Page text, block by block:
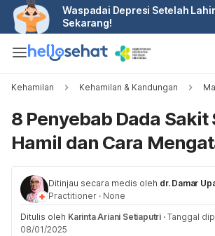
Waspadai Depresi Setelah
Sekarang!
Kehamilan Kehamilan & Kandungan
8 Penyebab Dada Sakit
Hamil dan Cara
Ditinjau secara medis oleh dr. Damar
Practitioner · None
Ditulis oleh Karinta Ariani Setiaputri · Tanggal
08/01/2025